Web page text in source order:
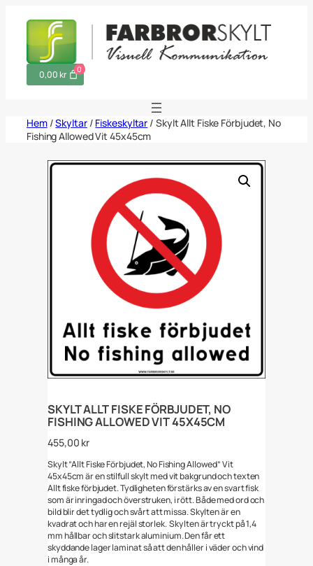
0
0,00 kr
Hem/Skyltar/ Fiskeskyltar / Skylt Allt Fiske Förbjudet, No
Fishing Allowed Vit 45x45cm
SKYLT ALLT FISKE FÖRBJUDET, NO
FISHING ALLOWED VIT 45X45CM
455,00 kr
Skylt ”Allt Fiske Förbjudet, No Fishing Allowed” Vit
45x45cm är en stilfull skylt med vit bakgrund och texten
Allt fiske förbjudet. Tydligheten förstärks av en svart fisk
som är inringad och överstruken, i rött. Både med ord och
bild blir det tydlig och svårt att missa. Skylten är en
kvadrat och har en rejäl storlek. Skylten är tryckt på 1,4
mm hållbar och slitstark aluminium. Den får ett
skyddande lager laminat så att den håller i väder och vind
i många år.